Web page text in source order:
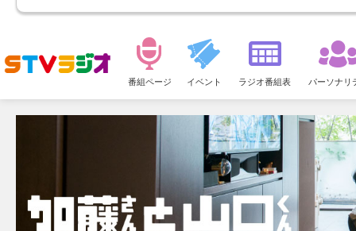
ュ
番組ページ イベント ラジオ番組表 パーソナリ